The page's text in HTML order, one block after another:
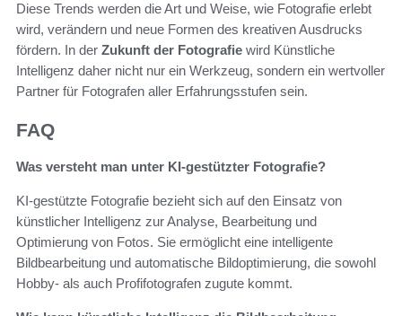
Diese Trends werden die Art und Weise, wie Fotografie erlebt
wird, verändern und neue Formen des kreativen Ausdrucks
fördern. In der Zukunft der Fotografie wird Künstliche
Intelligenz daher nicht nur ein Werkzeug, sondern ein wertvoller
Partner für Fotografen aller Erfahrungsstufen sein.
FAQ
Was versteht man unter KI-gestützter Fotografie?
KI-gestützte Fotografie bezieht sich auf den Einsatz von
künstlicher Intelligenz zur Analyse, Bearbeitung und
Optimierung von Fotos. Sie ermöglicht eine intelligente
Bildbearbeitung und automatische Bildoptimierung, die sowohl
Hobby- als auch Profifotografen zugute kommt.